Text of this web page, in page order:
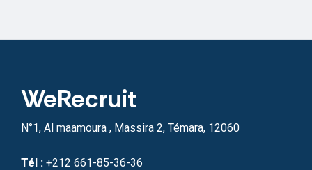
WeRecruit
N°1, Al maamoura , Massira 2, Témara, 12060
Tél : +212 661-85-36-36